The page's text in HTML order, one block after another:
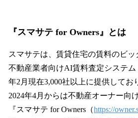
『スマサテ for Owners』とは
スマサテは、賃貸住宅の賃料のビ
不動産業者向けAI賃料査定システム
年2月現在3,000社以上に提供してお
2024年4月からは不動産オーナー向
『スマサテ for Owners（https://